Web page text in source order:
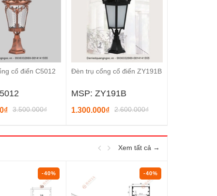
cổ điển C5012
3.500.000₫
Đèn trụ cổng cổ điển ZY191B
MSP: ZY191B
1.300.000₫ 2.600.000₫
Xem tất cả →
-40% -40%